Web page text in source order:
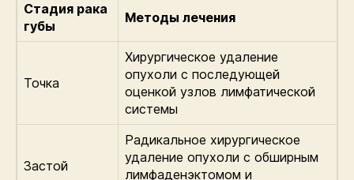
Стадия рака
губы
Методы лечения
Точка
Хирургическое удаление
опухоли с последующей
оценкой узлов лимфатической
системы
Застой
Радикальное хирургическое
удаление опухоли с обширным
лимфаденэктомом и